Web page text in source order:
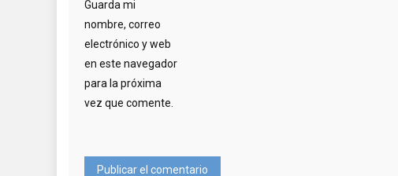
Guarda mi
nombre, correo
electrónico y web
en este navegador
para la próxima
vez que comente.